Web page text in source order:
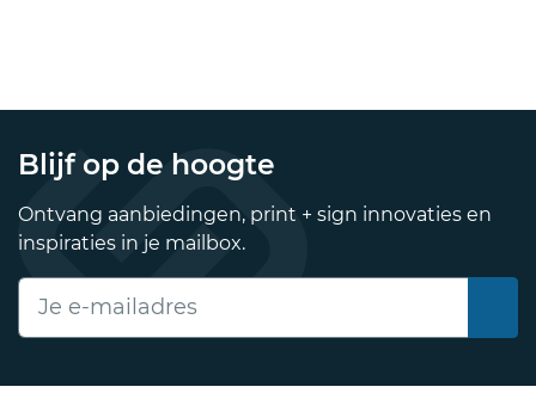
Blijf op de hoogte
Ontvang aanbiedingen, print + sign innovaties en
inspiraties in je mailbox.
E-mailadres